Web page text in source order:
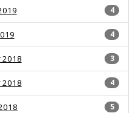
4
4
3
2018
4
2018
5